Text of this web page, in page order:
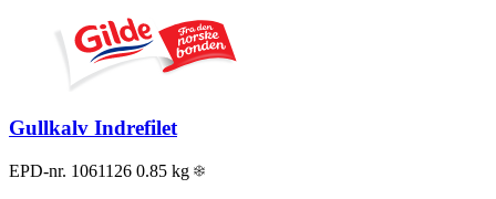
Gullkalv Indrefilet
EPD-nr. 1061126 0.85 kg